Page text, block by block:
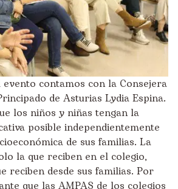
contamos con la Consejera
de Asturias Lydia Espina.
los niños y niñas tengan la
posible independientemente
de sus familias. La
la que reciben en el colegio,
reciben desde sus familias. Por
que las AMPAS de los colegios